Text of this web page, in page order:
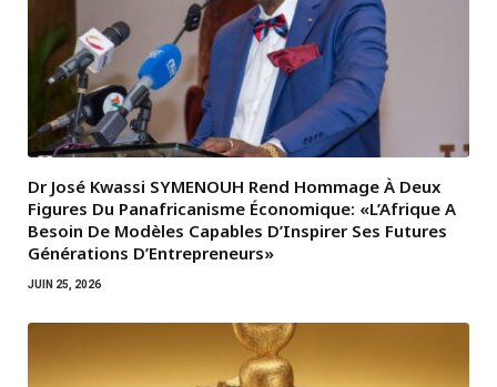
Dr José Kwassi SYMENOUH Rend Hommage À Deux
Figures Du Panafricanisme Économique: «L’Afrique A
Besoin De Modèles Capables D’Inspirer Ses Futures
Générations D’Entrepreneurs»
JUIN 25, 2026